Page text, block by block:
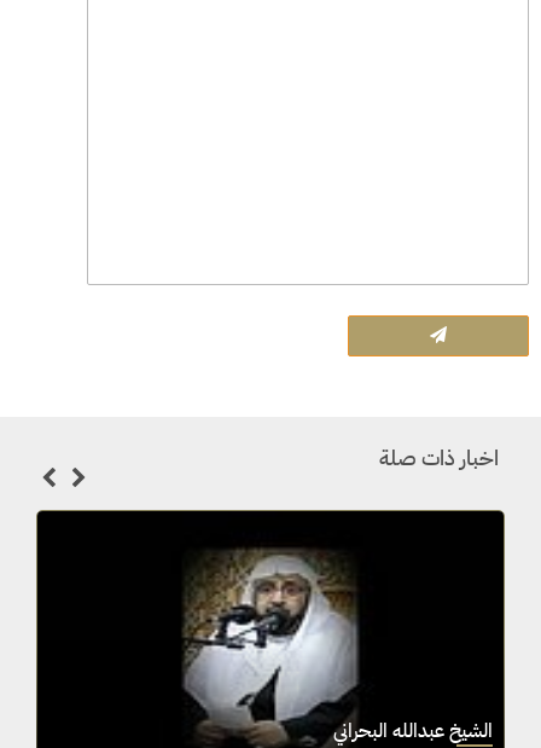
اخبار ذات صلة
الشيخ عبدالله البحراني